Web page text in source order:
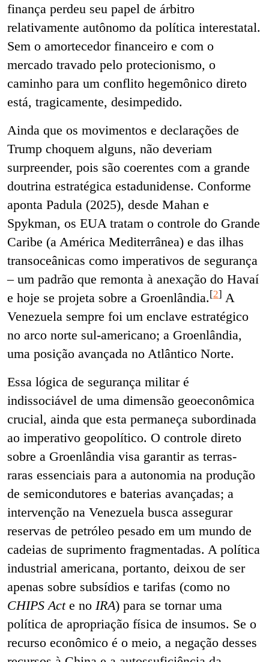
finança perdeu seu papel de árbitro
relativamente autônomo da política interestatal.
Sem o amortecedor financeiro e com o
mercado travado pelo protecionismo, o
caminho para um conflito hegemônico direto
está, tragicamente, desimpedido.
Ainda que os movimentos e declarações de
Trump choquem alguns, não deveriam
surpreender, pois são coerentes com a grande
doutrina estratégica estadunidense. Conforme
aponta Padula (2025), desde Mahan e
Spykman, os EUA tratam o controle do Grande
Caribe (a América Mediterrânea) e das ilhas
transoceânicas como imperativos de segurança
– um padrão que remonta à anexação do Havaí
e hoje se projeta sobre a Groenlândia.[2] A
Venezuela sempre foi um enclave estratégico
no arco norte sul-americano; a Groenlândia,
uma posição avançada no Atlântico Norte.
Essa lógica de segurança militar é
indissociável de uma dimensão geoeconômica
crucial, ainda que esta permaneça subordinada
ao imperativo geopolítico. O controle direto
sobre a Groenlândia visa garantir as terras-
raras essenciais para a autonomia na produção
de semicondutores e baterias avançadas; a
intervenção na Venezuela busca assegurar
reservas de petróleo pesado em um mundo de
cadeias de suprimento fragmentadas. A política
industrial americana, portanto, deixou de ser
apenas sobre subsídios e tarifas (como no
CHIPS Acte no IRA) para se tornar uma
política de apropriação física de insumos. Se o
recurso econômico é o meio, a negação desses